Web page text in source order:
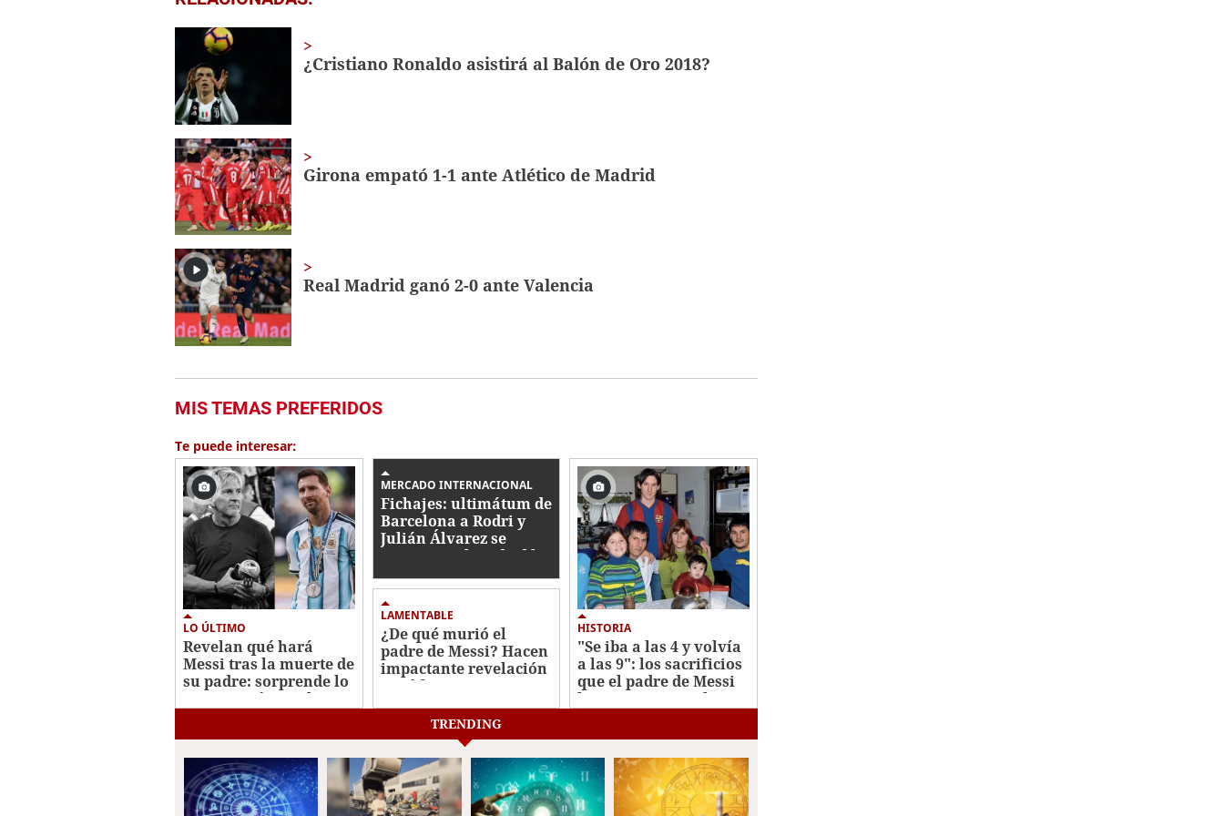
seconds
secondsVolume
0%
¿Cristiano Ronaldo asistirá al Balón de Oro 2018?
Girona empató 1-1 ante Atlético de Madrid
Real Madrid ganó 2-0 ante Valencia
MIS TEMAS PREFERIDOS
Te puede interesar:
LO ÚLTIMO
Revelan qué hará
Messi tras la muerte de
su padre: sorprende lo
que pasará con el
MERCADO INTERNACIONAL
Fichajes: ultimátum de
Barcelona a Rodri y
Julián Álvarez se
acerca; Real Madrid lo
LAMENTABLE
¿De qué murió el
padre de Messi? Hacen
impactante revelación
y así fueron sus
últimos días
HISTORIA
"Se iba a las 4 y volvía
a las 9": los sacrificios
que el padre de Messi
hizo para que su hijo
TRENDING